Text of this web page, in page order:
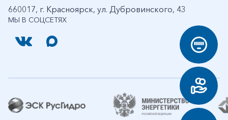
МЫ В СОЦСЕТЯХ
660017, г. Красноярск, ул. Дубровинского, 43